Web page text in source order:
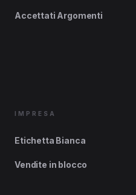
Accettati Argomenti
IMPRESA
Etichetta Bianca
Vendite in blocco